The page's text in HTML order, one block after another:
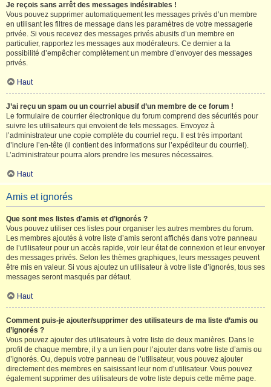
Je reçois sans arrêt des messages indésirables !
Vous pouvez supprimer automatiquement les messages privés d’un membre
en utilisant les filtres de message dans les paramètres de votre messagerie
privée. Si vous recevez des messages privés abusifs d’un membre en
particulier, rapportez les messages aux modérateurs. Ce dernier a la
possibilité d’empêcher complètement un membre d’envoyer des messages
privés.
Haut
J’ai reçu un spam ou un courriel abusif d’un membre de ce forum !
Le formulaire de courrier électronique du forum comprend des sécurités pour
suivre les utilisateurs qui envoient de tels messages. Envoyez à
l’administrateur une copie complète du courriel reçu. Il est très important
d’inclure l’en-tête (il contient des informations sur l’expéditeur du courriel).
L’administrateur pourra alors prendre les mesures nécessaires.
Haut
Amis et ignorés
Que sont mes listes d’amis et d’ignorés ?
Vous pouvez utiliser ces listes pour organiser les autres membres du forum.
Les membres ajoutés à votre liste d’amis seront affichés dans votre panneau
de l’utilisateur pour un accès rapide, voir leur état de connexion et leur envoyer
des messages privés. Selon les thèmes graphiques, leurs messages peuvent
être mis en valeur. Si vous ajoutez un utilisateur à votre liste d’ignorés, tous ses
messages seront masqués par défaut.
Haut
Comment puis-je ajouter/supprimer des utilisateurs de ma liste d’amis ou
d’ignorés ?
Vous pouvez ajouter des utilisateurs à votre liste de deux manières. Dans le
profil de chaque membre, il y a un lien pour l’ajouter dans votre liste d’amis ou
d’ignorés. Ou, depuis votre panneau de l’utilisateur, vous pouvez ajouter
directement des membres en saisissant leur nom d’utilisateur. Vous pouvez
également supprimer des utilisateurs de votre liste depuis cette même page.